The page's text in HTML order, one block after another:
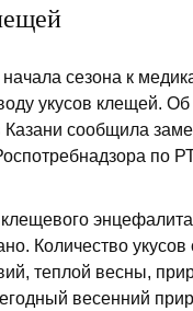
начала сезона к
укусов клещей.
сообщила
по
Количество укусов
теплой весны,
весенний